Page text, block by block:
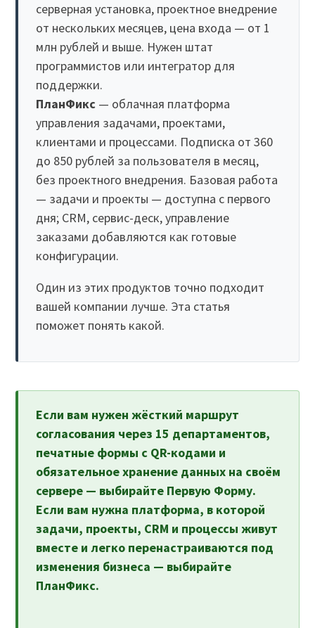
серверная установка, проектное внедрение
от нескольких месяцев, цена входа — от 1
млн рублей и выше. Нужен штат
программистов или интегратор для
поддержки.
ПланФикс — облачная платформа
управления задачами, проектами,
клиентами и процессами. Подписка от 360
до 850 рублей за пользователя в месяц,
без проектного внедрения. Базовая работа
— задачи и проекты — доступна с первого
дня; CRM, сервис-деск, управление
заказами добавляются как готовые
конфигурации.
Один из этих продуктов точно подходит
вашей компании лучше. Эта статья
поможет понять какой.
Если вам нужен жёсткий маршрут
согласования через 15 департаментов,
печатные формы с QR-кодами и
обязательное хранение данных на своём
сервере — выбирайте Первую Форму.
Если вам нужна платформа, в которой
задачи, проекты, CRM и процессы живут
вместе и легко перенастраиваются под
изменения бизнеса — выбирайте
ПланФикс.